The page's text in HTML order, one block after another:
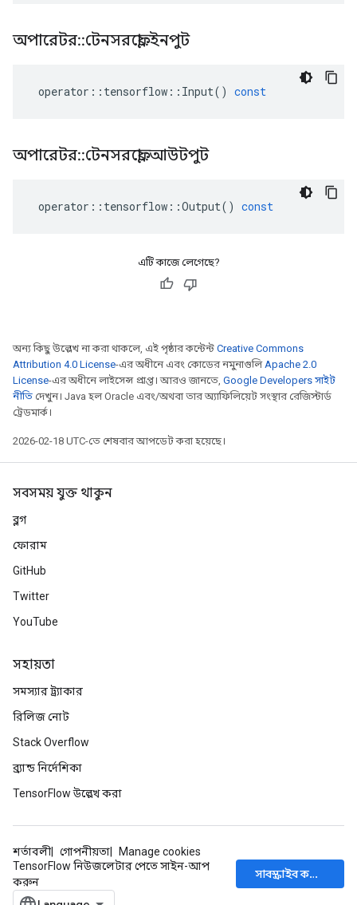
অপারেটর::টেনসরফ্লো::ইনপুট
operator :: tensorflow :: Input() const
অপারেটর::টেনসরফ্লো::আউটপুট
operator :: tensorflow ::Output() const
এটি কাজে লেগেছে?
অন্য কিছু উল্লেখ না করা থাকলে, এই পৃষ্ঠার কন্টেন্ট Creative Commons
Attribution 4.0 License-এর অধীনে এবং কোডের নমুনাগুলিApache 2.0
License-এর অধীনে লাইসেন্স প্রাপ্ত। আরও জানতে, Google Developers সাইট
নীতি দেখুন। Java হল Oracle এবং/অথবা তার অ্যাফিলিয়েট সংস্থার রেজিস্টার্ড
ট্রেডমার্ক।
2026-02-18 UTC-তে শেষবার আপডেট করা হয়েছে।
সবসময় যুক্ত থাকুন
ব্লগ
ফোরাম
GitHub
Twitter
YouTube
সহায়তা
সমস্যার ট্র্যাকার
রিলিজ নোট
Stack Overflow
ব্র্যান্ড নির্দেশিকা
TensorFlow উল্লেখ করা
শর্তাবলী গোপনীয়তা
Manage cookies
TensorFlow নিউজলেটার পেতে সাইন-আপ
করুন
সাবস্ক্রাইব করুন